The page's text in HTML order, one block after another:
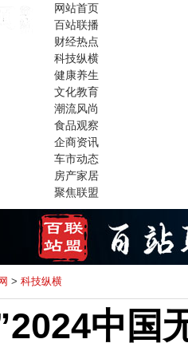
网站首页
百站联播
财经热点
科技纵横
健康养生
文化教育
潮流风尚
食品观察
企商资讯
车市动态
房产家居
聚焦联盟
> 科技纵横
中国